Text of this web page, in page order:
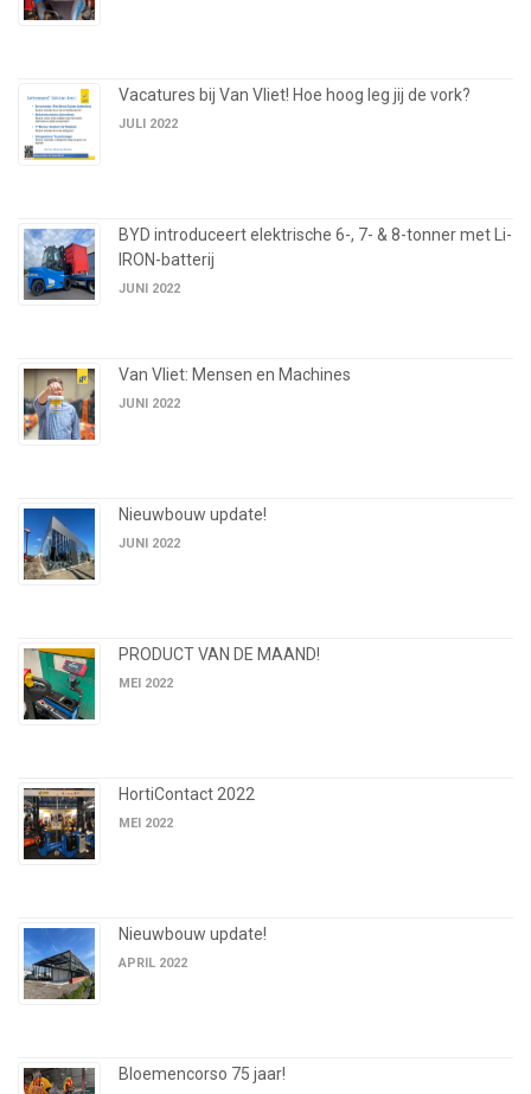
Vacatures bij Van Vliet! Hoe hoog leg jij de vork?
JULI 2022
BYD introduceert elektrische 6-, 7- & 8-tonner met Li-
IRON-batterij
JUNI 2022
Van Vliet: Mensen en Machines
JUNI 2022
Nieuwbouw update!
JUNI 2022
PRODUCT VAN DE MAAND!
MEI 2022
HortiContact 2022
MEI 2022
Nieuwbouw update!
APRIL 2022
Bloemencorso 75 jaar!